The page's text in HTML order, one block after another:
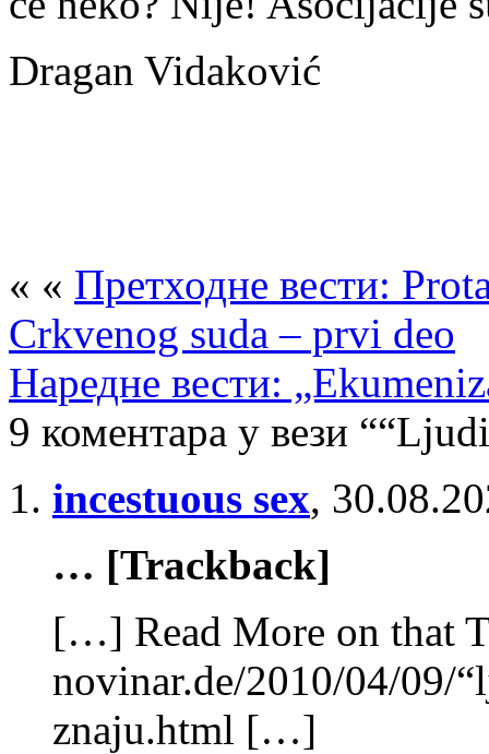
Dragan Vidaković
« « Претходне вести:
Crkvenog suda – prvi deo
Наредне вести:
9 коментара у вези
incestuous sex,
… [Trackback]
[…] Read More on that
novinar.de/2010/04/09/
znaju.html […]